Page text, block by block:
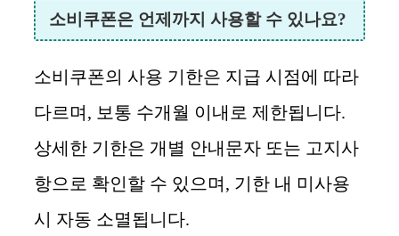
소비쿠폰은 언제까지 사용할 수 있나요?
소비쿠폰의 사용 기한은 지급 시점에 따라
다르며, 보통 수개월 이내로 제한됩니다.
상세한 기한은 개별 안내문자 또는 고지사
항으로 확인할 수 있으며, 기한 내 미사용
시 자동 소멸됩니다.